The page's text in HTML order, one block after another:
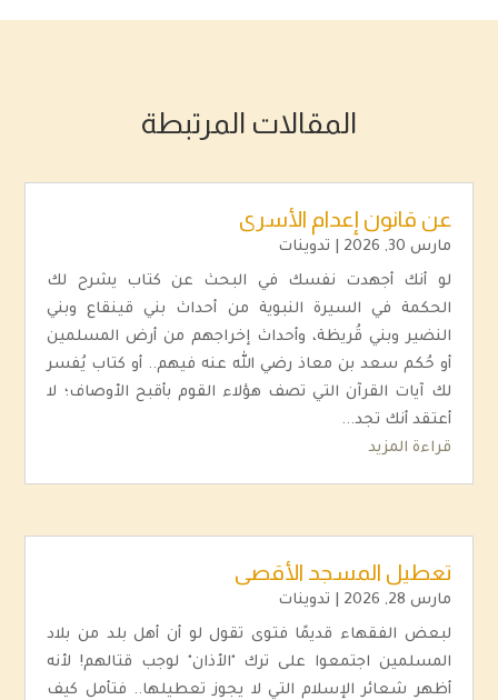
المقالات المرتبطة
عن قانون إعدام الأسرى
مارس 30, 2026 تدوينات
لو أنك أجهدت نفسك في البحث عن كتاب يشرح لك
الحكمة في السيرة النبوية من أحداث بني قينقاع وبني
النضير وبني قُريظة، وأحداث إخراجهم من أرض المسلمين
أو حُكم سعد بن معاذ رضي الله عنه فيهم.. أو كتاب يُفسر
لك آيات القرآن التي تصف هؤلاء القوم بأقبح الأوصاف؛ لا
أعتقد أنك تجد...
قراءة المزيد
تعطيل المسجد الأقصى
مارس 28, 2026 تدوينات
لبعض الفقهاء قديمًا فتوى تقول لو أن أهل بلد من بلاد
المسلمين اجتمعوا على ترك "الأذان" لوجب قتالهم! لأنه
أظهر شعائر الإسلام التي لا يجوز تعطيلها.. فتأمل كيف